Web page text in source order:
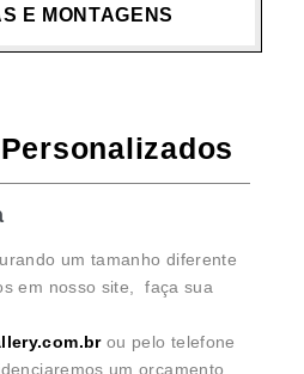
E MONTAGENS
um tamanho diferente
em nosso site, faça sua
ou pelo telefone
um orçamento